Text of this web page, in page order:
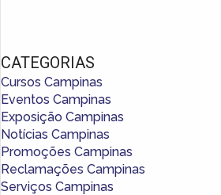
CATEGORIAS
Cursos Campinas
Eventos Campinas
Exposição Campinas
Notícias Campinas
Promoções Campinas
Reclamações Campinas
Serviços Campinas